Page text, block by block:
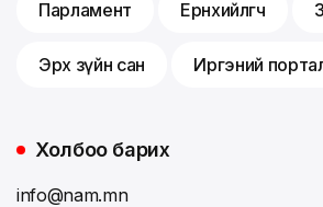
Парламент Ерөнхийлөгч
Эрх зүйн сан Иргэний
Холбоо барих
info@nam.mn